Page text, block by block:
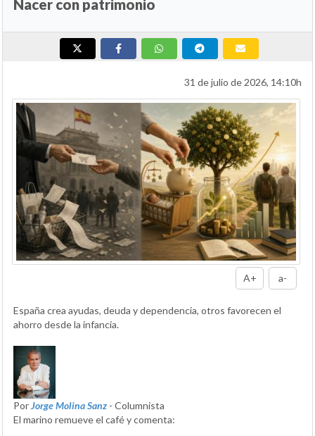
Nacer con patrimonio
31 de julio de 2026, 14:10h
A+ a-
España crea ayudas, deuda y dependencia, otros favorecen el
ahorro desde la infancia.
PorJorge Molina Sanz - Columnista
El marino remueve el café y comenta: